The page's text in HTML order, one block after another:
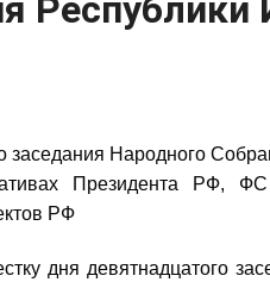
Республики
заседания Народного
Президента РФ,
РФ
дня девятнадцатого